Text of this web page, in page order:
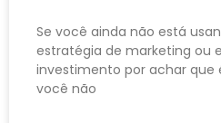
Se você ainda não está
estratégia de marketing ou
investimento por achar que
você não